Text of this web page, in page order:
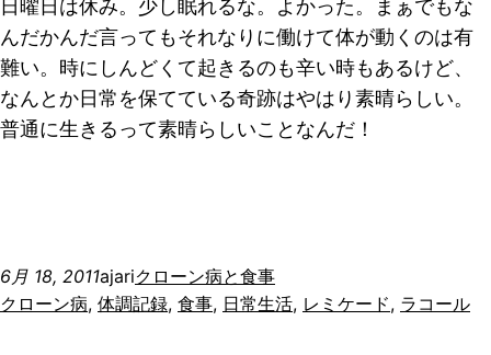
日曜日は休み。少し眠れるな。よかった。まぁでもな
んだかんだ言ってもそれなりに働けて体が動くのは有
難い。時にしんどくて起きるのも辛い時もあるけど、
なんとか日常を保てている奇跡はやはり素晴らしい。
普通に生きるって素晴らしいことなんだ！
6月 18, 2011ajariクローン病と食事
クローン病, 体調記録, 食事, 日常生活, レミケード, ラコール